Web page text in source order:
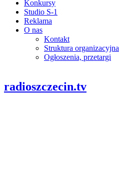
Konkursy
Studio S-1
Reklama
O nas
Kontakt
Struktura organizacyjna
Ogłoszenia, przetargi
radioszczecin.tv